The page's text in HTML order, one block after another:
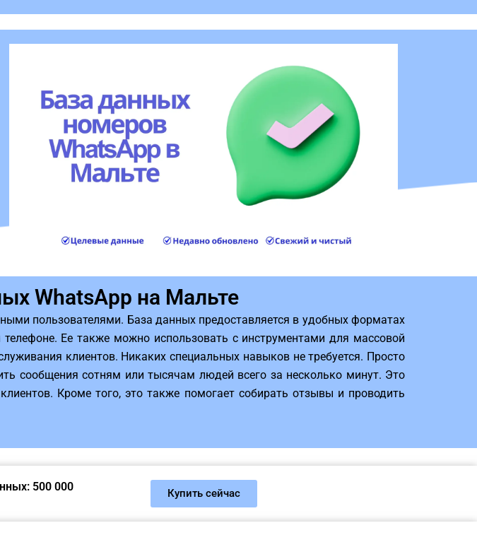
WhatsApp на Мальте
пользователями. База данных предоставляется в удобных форматах
Ее также можно использовать с инструментами для массовой
клиентов. Никаких специальных навыков не требуется. Просто
сообщения сотням или тысячам людей всего за несколько минут. Это
Кроме того, это также помогает собирать отзывы и проводить
500 000 Купить сейчас